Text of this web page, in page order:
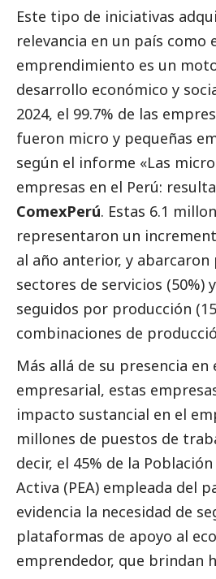
Este tipo de iniciativas
relevancia en un país como
emprendimiento es un
desarrollo económico y
2024, el 99.7% de las
fueron micro y pequeñas
según el informe «Las
empresas en el Perú:
ComexPerú. Estas 6.1
representaron un
al año anterior, y
sectores de servicios (50%)
seguidos por producción
combinaciones de
Más allá de su presencia en
empresarial, estas
impacto sustancial en el
millones de puestos de
decir, el 45% de la
Activa (PEA) empleada del
evidencia la necesidad de
plataformas de apoyo al
emprendedor, que brindan